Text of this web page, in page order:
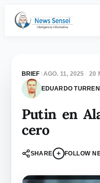
BRIEF \AGO. 11, 2025 · 20
EDUARDO
Putin en
cero
SHARE + FOLLOW